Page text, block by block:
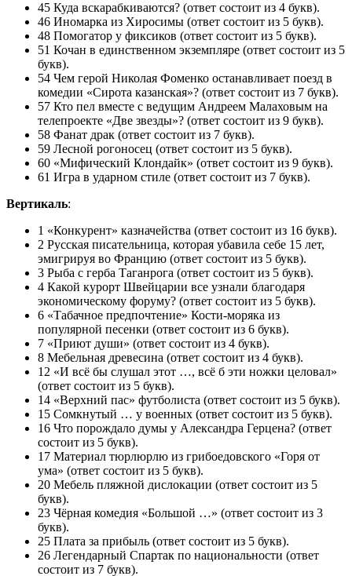
45 Куда вскарабкиваются? (ответ состоит из 4 букв).
46 Иномарка из Хиросимы (ответ состоит из 5 букв).
48 Помогатор у фиксиков (ответ состоит из 5 букв).
51 Кочан в единственном экземпляре (ответ состоит из 5
букв).
54 Чем герой Николая Фоменко останавливает поезд в
комедии «Сирота казанская»? (ответ состоит из 7 букв).
57 Кто пел вместе с ведущим Андреем Малаховым на
телепроекте «Две звезды»? (ответ состоит из 9 букв).
58 Фанат драк (ответ состоит из 7 букв).
59 Лесной рогоносец (ответ состоит из 5 букв).
60 «Мифический Клондайк» (ответ состоит из 9 букв).
61 Игра в ударном стиле (ответ состоит из 7 букв).
Вертикаль:
1 «Конкурент» казначейства (ответ состоит из 16 букв).
2 Русская писательница, которая убавила себе 15 лет,
эмигрируя во Францию (ответ состоит из 5 букв).
3 Рыба с герба Таганрога (ответ состоит из 5 букв).
4 Какой курорт Швейцарии все узнали благодаря
экономическому форуму? (ответ состоит из 5 букв).
6 «Табачное предпочтение» Кости-моряка из
популярной песенки (ответ состоит из 6 букв).
7 «Приют души» (ответ состоит из 4 букв).
8 Мебельная древесина (ответ состоит из 4 букв).
12 «И всё бы слушал этот …, всё б эти ножки целовал»
(ответ состоит из 5 букв).
14 «Верхний пас» футболиста (ответ состоит из 5 букв).
15 Сомкнутый … у военных (ответ состоит из 5 букв).
16 Что порождало думы у Александра Герцена? (ответ
состоит из 5 букв).
17 Материал тюрлюрлю из грибоедовского «Горя от
ума» (ответ состоит из 5 букв).
20 Мебель пляжной дислокации (ответ состоит из 5
букв).
23 Чёрная комедия «Большой …» (ответ состоит из 3
букв).
25 Плата за прибыль (ответ состоит из 5 букв).
26 Легендарный Спартак по национальности (ответ
состоит из 7 букв).